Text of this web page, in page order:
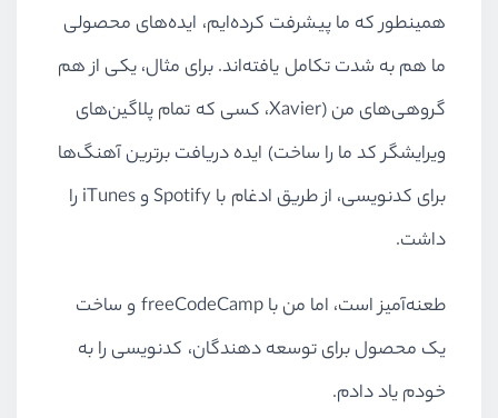
همینطور که ما پیشرفت کرده‌ایم، ایده‌های محصولی
ما هم به شدت تکامل یافته‌اند. برای مثال، یکی از هم
گروهی‌های من (Xavier، کسی که تمام پلاگین‌های
ویرایشگر کد ما را ساخت) ایده دریافت برترین آهنگ‌ها
برای کدنویسی، از طریق ادغام با Spotify‌ و iTunes را
داشت.
طعنه‌آمیز است، اما من با freeCodeCamp و ساخت
یک محصول برای توسعه دهندگان، کدنویسی را به
خودم یاد دادم.